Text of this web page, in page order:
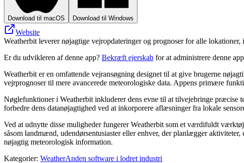
Download til macOS Download til Windows
Website
Weatherbit leverer nøjagtige vejropdateringer og prognoser for alle
Er du udvikleren af denne app? Bekræft ejerskab for at administrere denne
Weatherbit er en omfattende vejransøgning designet til at give brugerne
vejrprognoser til mere avancerede meteorologiske data. Appens primære
Nøglefunktioner i Weatherbit inkluderer dens evne til at tilvejebringe præcise
forbedre dens datanøjagtighed ved at inkorporere aflæsninger fra lokale
Ved at udnytte disse muligheder fungerer Weatherbit som et værdifuldt
såsom landmænd, udendørsentusiaster eller enhver, der planlægger
nøjagtig meteorologisk information.
Kategorier: WeatherAnden software i lodret industri